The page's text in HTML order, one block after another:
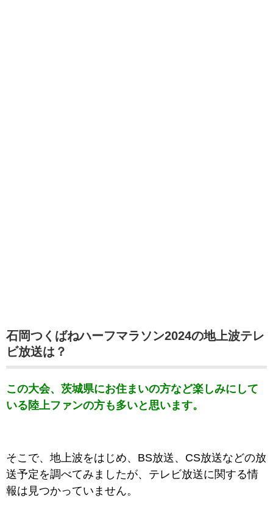
石岡つくばねハーフマラソン2024の地上波テレ
ビ放送は？
この大会、茨城県にお住まいの方など楽しみにして
いる陸上ファンの方も多いと思います。
そこで、地上波をはじめ、BS放送、CS放送などの放
送予定を調べてみましたが、テレビ放送に関する情
報は見つかっていません。